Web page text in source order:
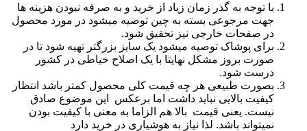
با توجه به گذر زمان زیاد از خرید و به صرفه نبودن هزینه ها
جهت مرجوعی بسته به چین توصیه میشود در مورد محصول
در صفحات خارجی نیز تحقیق شود.
برای پوشاک توصیه میشود یک سایز بزرگتر تهیه شود تا در
صورت بروز مشکل نهایتا با یک اصلاح خیاطی در کشور
درست شود.
بصورت طبیعی هر چه قیمت کلی محصول کمتر باشد انتظار
کیفیت بالایی نباید داشت اما برعکس این موضوع صادق
نیست. یعنی قیمت بالا هم الزاما به معنی با کیفیت بودن
نمیتواند باشد. لذا نیاز به هوشیاری در خرید دارد